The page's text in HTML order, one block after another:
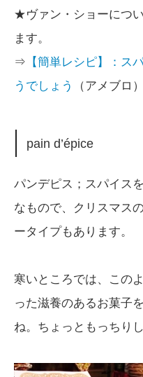
★ヴァン・ショーにつ
ます。
⇒ 【簡単レシピ】：ス
うでしょう
（アメブロ）
pain d’épice
パンデピス；スパイス
なもので、クリスマス
ータイプもあります。
寒いところでは、この
った滋養のあるお菓子
ね。ちょっともっちり